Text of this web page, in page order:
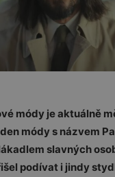
módy je aktuálně
módy s názvem
slavných
podívat i jindy